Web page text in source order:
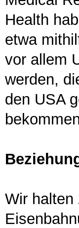
Health
etwa
vor allem
werden,
den USA
Wir halten